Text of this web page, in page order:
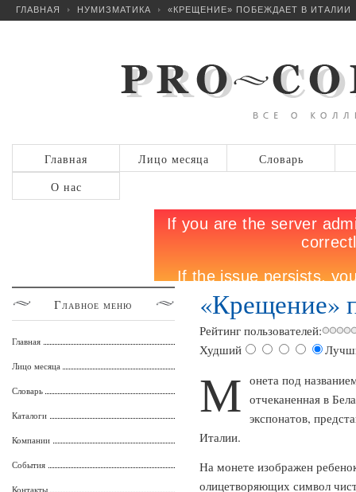
ГЛАВНАЯ НУМИЗМАТИКА «КРЕЩЕНИЕ» ПОБЕЖДАЕТ В ИТАЛИИ
Главная Лицо месяца
Словарь
О нас
«Крещение»
Рейтинг пользователей:
Худший
М онета под
отчеканенная в
экспонатов,
Италии.
На монете изображен
олицетворяющих символ
Главное меню
Главная
Лицо месяца
Словарь
Каталоги
Компании
События
Контакты